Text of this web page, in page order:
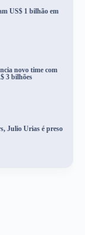
US$ 1 bilhão em
novo time com
3 bilhões
Julio Urias é preso